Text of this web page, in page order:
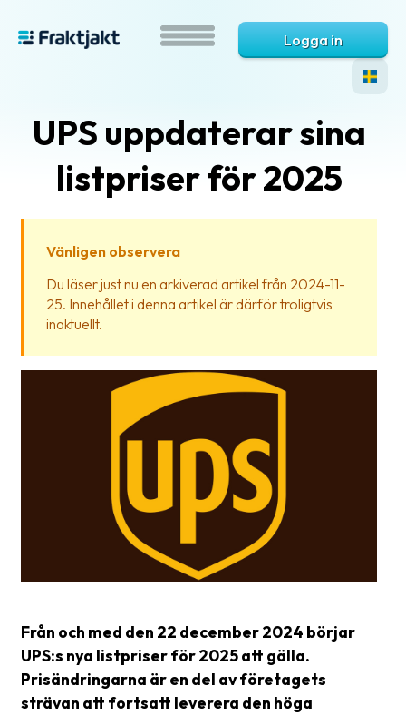
är
Fraktjakt?
Hjälp?
Ordlista
Paketering
Tulldeklarationer
Leveransvillkor
Logga in
UPS uppdaterar sina
listpriser för 2025
Vänligen observera
Du läser just nu en arkiverad artikel från 2024-11-
25. Innehållet i denna artikel är därför troligtvis
inaktuellt.
Från och med den 22 december 2024 börjar
UPS:s nya listpriser för 2025 att gälla.
Prisändringarna är en del av företagets
strävan att fortsatt leverera den höga